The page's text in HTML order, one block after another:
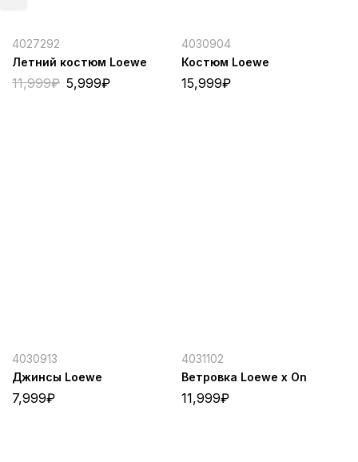
4027292
Летний костюм Loewe
11,999₽ 5,999₽
4030904
Костюм Loewe
15,999₽
4030913
Джинсы Loewe
7,999₽
4031102
Ветровка Loewe x On
11,999₽